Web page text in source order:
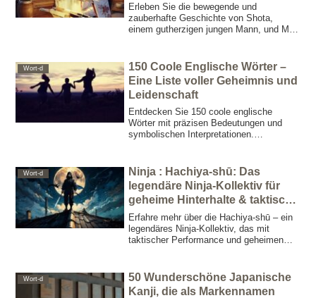
und Geheimnis
Erleben Sie die bewegende und
zauberhafte Geschichte von Shota,
einem gutherzigen jungen Mann, und Miu,
Sie die Geheimnisse, die im Schein des
Mondes gewoben werden, und das
bewegende Ende, das Ihr Herz berühren
wird.
Wort-d
150 Coole Englische Wörter –
Eine Liste voller Geheimnis und
Leidenschaft
Entdecken Sie 150 coole englische
Wörter mit präzisen Bedeutungen und
symbolischen Interpretationen.
Wort-d
Ninja : Hachiya‑shū: Das
legendäre Ninja‑Kollektiv für
geheime Hinterhalte & taktische
Performance
Erfahre mehr über die Hachiya‑shū – ein
legendäres Ninja‑Kollektiv, das mit
taktischer Performance und geheimen
Wort-d
50 Wunderschöne Japanische
Kanji, die als Markennamen